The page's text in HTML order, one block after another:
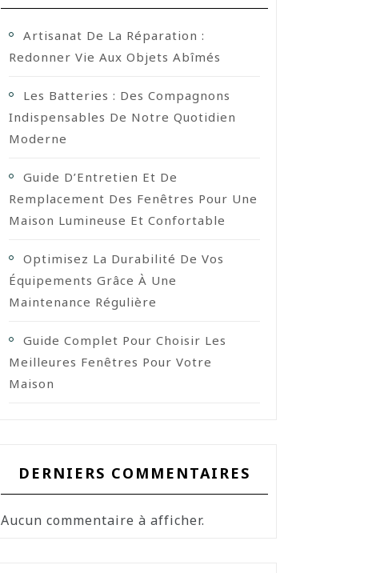
Artisanat De La Réparation :
Redonner Vie Aux Objets Abîmés
Les Batteries : Des Compagnons
Indispensables De Notre Quotidien
Moderne
Guide D’Entretien Et De
Remplacement Des Fenêtres Pour Une
Maison Lumineuse Et Confortable
Optimisez La Durabilité De Vos
Équipements Grâce À Une
Maintenance Régulière
Guide Complet Pour Choisir Les
Meilleures Fenêtres Pour Votre
Maison
DERNIERS COMMENTAIRES
Aucun commentaire à afficher.